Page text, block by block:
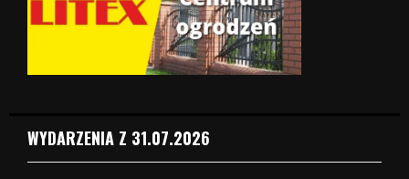
WYDARZENIA Z 31.07.2026